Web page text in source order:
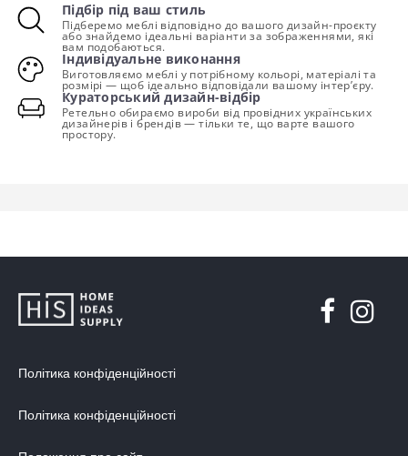
Підбір під ваш стиль
Підберемо меблі відповідно до вашого дизайн-проєкту
або знайдемо ідеальні варіанти за зображеннями, які
вам подобаються.
Індивідуальне виконання
Виготовляємо меблі у потрібному кольорі, матеріалі та
розмірі — щоб ідеально відповідали вашому інтер’єру.
Кураторський дизайн-відбір
Ретельно обираємо вироби від провідних українських
дизайнерів і брендів — тільки те, що варте вашого
простору.
Політика конфіденційності
Політика конфіденційності